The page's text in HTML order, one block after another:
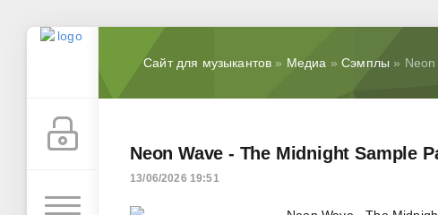
Сайт для музыкантов » Медиа »Сэмплы »
Neon Wave - The Midnight Sample
13/06/2026 19:51